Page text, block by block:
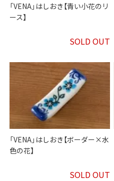
「VENA」はしおき【青い小花のリ
ース】
SOLD OUT
「VENA」はしおき【ボーダー×水
色の花】
SOLD OUT